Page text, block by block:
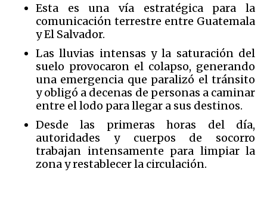
Esta es una vía estratégica para la
comunicación terrestre entre Guatemala
y El Salvador.
Las lluvias intensas y la saturación del
suelo provocaron el colapso, generando
una emergencia que paralizó el tránsito
y obligó a decenas de personas a caminar
entre el lodo para llegar a sus destinos.
Desde las primeras horas del día,
autoridades y cuerpos de socorro
trabajan intensamente para limpiar la
zona y restablecer la circulación.